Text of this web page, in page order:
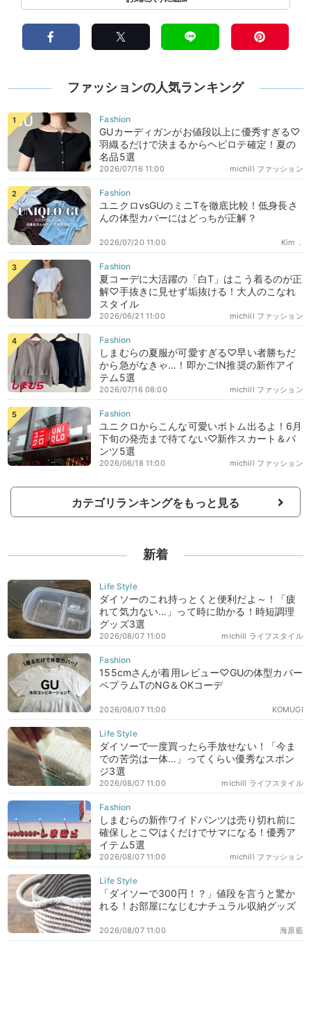
ファッションの人気ランキング
GUカーディガンがお値段以上に優秀すぎる♡
羽織るだけで決まるからヘビロテ確定！夏の
名品5選
michill ファッション
2026/07/16 11:00
ユニクロvsGUのミニTを徹底比較！低身長さ
んの体型カバーにはどっちが正解？
Kim．
2026/07/20 11:00
夏コーデに大活躍の「白T」はこう着るのが正
解♡手抜きに見せず垢抜ける！大人のこなれ
スタイル
michill ファッション
2026/06/21 11:00
しまむらの夏服が可愛すぎる♡早い者勝ちだ
から急がなきゃ…！即かごIN推奨の新作アイ
テム5選
michill ファッション
2026/07/16 08:00
ユニクロからこんな可愛いボトム出るよ！6月
下旬の発売まで待てない♡新作スカート＆パ
ンツ5選
michill ファッション
2026/06/18 11:00
カテゴリランキングをもっと見る
新着
ダイソーのこれ持っとくと便利だよ～！「疲
れて気力ない…」って時に助かる！時短調理
グッズ3選
michill ライフスタイル
2026/08/07 11:00
155cmさんが着用レビュー♡GUの体型カバー
ペプラムTのNG＆OKコーデ
KOMUGI
2026/08/07 11:00
ダイソーで一度買ったら手放せない！「今ま
での苦労は一体…」ってくらい優秀なスポン
ジ3選
michill ライフスタイル
2026/08/07 11:00
しまむらの新作ワイドパンツは売り切れ前に
確保しとこ♡はくだけでサマになる！優秀ア
イテム5選
michill ファッション
2026/08/07 11:00
「ダイソーで300円！？」値段を言うと驚か
れる！お部屋になじむナチュラル収納グッズ
海原藍
2026/08/07 11:00